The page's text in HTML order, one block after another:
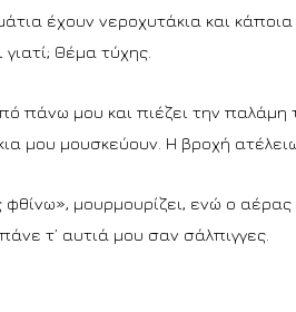
έχουν νεροχυτάκια και κάποια
γιατί; Θέμα τύχης.
πάνω μου και πιέζει την
μου μουσκεύουν. Η βροχή
φθίνω», μουρμουρίζει, ενώ ο
τ’ αυτιά μου σαν σάλπιγγες.